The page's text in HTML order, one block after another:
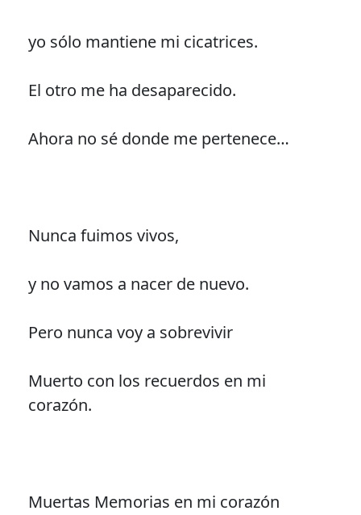
yo sólo mantiene mi cicatrices.
El otro me ha desaparecido.
Ahora no sé donde me pertenece…
Nunca fuimos vivos,
y no vamos a nacer de nuevo.
Pero nunca voy a sobrevivir
Muerto con los recuerdos en mi
corazón.
Muertas Memorias en mi corazón